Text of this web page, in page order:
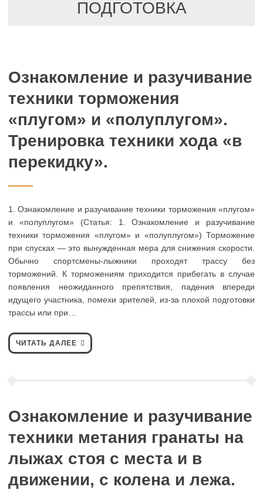
ПОДГОТОВКА
Ознакомление и разучивание
техники торможения
«плугом» и «полуплугом».
Тренировка техники хода «в
перекидку».
1. Ознакомление и разучивание техники торможения «плугом»
и «полуплугом» (Статья: 1. Ознакомление и разучивание
техники торможения «плугом» и «полуплугом») Торможение
при спусках — это вынужденная мера для снижения скорости.
Обычно спортсмены-лыжники проходят трассу без
торможений. К торможениям приходится прибегать в случае
появления неожиданного препятствия, падения впереди
идущего участника, помехи зрителей, из-за плохой подготовки
трассы или при…
ЧИТАТЬ ДАЛЕЕ
Ознакомление и разучивание
техники метания гранаты на
лыжах стоя с места и в
движении, с колена и лежа.